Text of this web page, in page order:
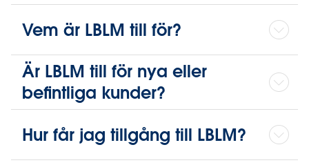
Vem är LBLM till för?
Är LBLM till för nya eller
befintliga kunder?
Hur får jag tillgång till LBLM?